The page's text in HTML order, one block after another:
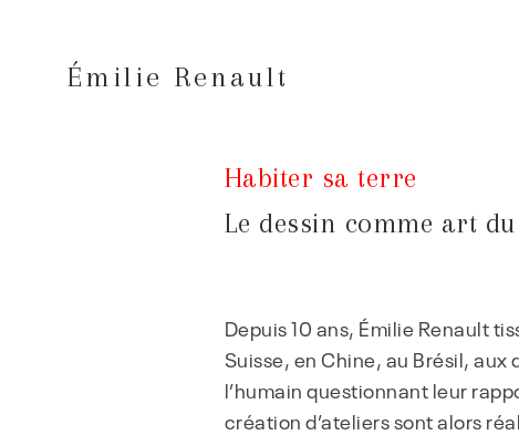
Émilie Renault
Habiter sa terre
Le dessin comme art
Depuis 10 ans, Émilie Renault
Suisse, en Chine, au Brésil,
l’humain questionnant leur
création d’ateliers sont alors